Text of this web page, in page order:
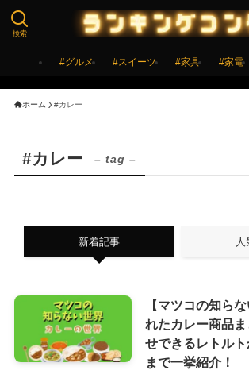
検索
#グルメ #スイーツ #家具 #家電
ホーム #カレー
#カレー – tag –
新着記事 人
【マツコの知ら
れたカレー商品
せできるレトル
まで一挙紹介！